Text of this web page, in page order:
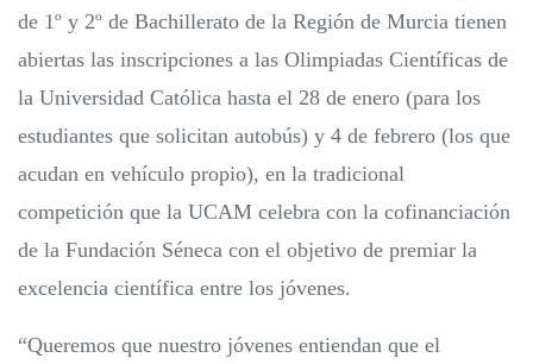
de 1º y 2º de Bachillerato de la Región de Murcia tienen
abiertas las inscripciones a las Olimpiadas Científicas de
la Universidad Católica hasta el 28 de enero (para los
estudiantes que solicitan autobús) y 4 de febrero (los que
acudan en vehículo propio), en la tradicional
competición que la UCAM celebra con la cofinanciación
de la Fundación Séneca con el objetivo de premiar la
excelencia científica entre los jóvenes.
“Queremos que nuestro jóvenes entiendan que el